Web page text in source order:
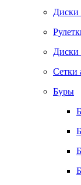
Диски
Диски
Сетки
Буры